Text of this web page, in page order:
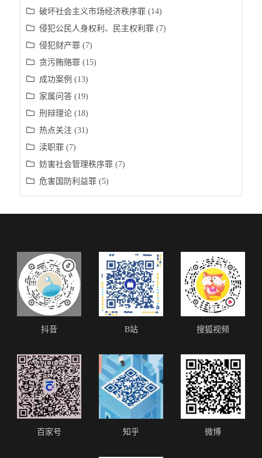
破坏社会主义市场经济秩序罪 (14)
侵犯公民人身权利、民主权利罪 (7)
侵犯财产罪 (7)
贪污贿赂罪 (15)
成功案例 (13)
家属问答 (19)
刑辩理论 (18)
热点关注 (31)
渎职罪 (7)
妨害社会管理秩序罪 (7)
危害国防利益罪 (5)
抖音 B站 搜狐视频
百家号 知乎 微博